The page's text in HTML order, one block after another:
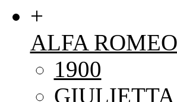
+
ALFA ROMEO
1900
GIULIETTA